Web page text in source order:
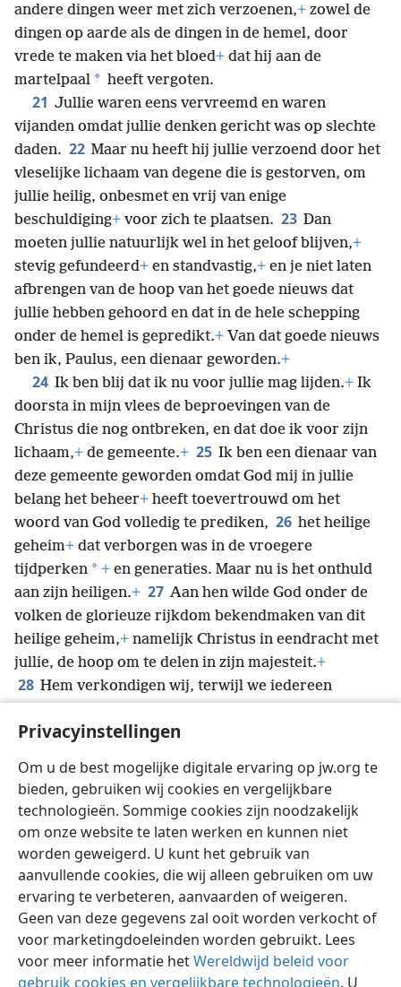
Privacyinstellingen
Om u de best mogelijke digitale ervaring op jw.org te
bieden, gebruiken wij cookies en vergelijkbare
technologieën. Sommige cookies zijn noodzakelijk
om onze website te laten werken en kunnen niet
worden geweigerd. U kunt het gebruik van
aanvullende cookies, die wij alleen gebruiken om uw
ervaring te verbeteren, aanvaarden of weigeren.
Geen van deze gegevens zal ooit worden verkocht of
voor marketingdoeleinden worden gebruikt. Lees
voor meer informatie hetWereldwijd beleid voor
gebruik cookies en vergelijkbare technologieën. U
andere dingen weer met zich verzoenen,+ zowel de
dingen op aarde als de dingen in de hemel, door
vrede te maken via het bloed+ dat hij aan de
martelpaal * heeft vergoten.
21 Jullie waren eens vervreemd en waren
vijanden omdat jullie denken gericht was op slechte
daden. 22 Maar nu heeft hij jullie verzoend door het
vleselijke lichaam van degene die is gestorven, om
jullie heilig, onbesmet en vrij van enige
beschuldiging+ voor zich te plaatsen. 23 Dan
moeten jullie natuurlijk wel in het geloof blijven,+
stevig gefundeerd+ en standvastig,+ en je niet laten
afbrengen van de hoop van het goede nieuws dat
jullie hebben gehoord en dat in de hele schepping
onder de hemel is gepredikt.+ Van dat goede nieuws
ben ik, Paulus, een dienaar geworden.+
24 Ik ben blij dat ik nu voor jullie mag lijden.+ Ik
doorsta in mijn vlees de beproevingen van de
Christus die nog ontbreken, en dat doe ik voor zijn
lichaam,+ de gemeente.+ 25 Ik ben een dienaar van
deze gemeente geworden omdat God mij in jullie
belang het beheer+ heeft toevertrouwd om het
woord van God volledig te prediken, 26 het heilige
geheim+ dat verborgen was in de vroegere
tijdperken * + en generaties. Maar nu is het onthuld
aan zijn heiligen.+ 27 Aan hen wilde God onder de
volken de glorieuze rijkdom bekendmaken van dit
heilige geheim,+ namelijk Christus in eendracht met
jullie, de hoop om te delen in zijn majesteit.+
28 Hem verkondigen wij, terwijl we iedereen
we iedereen als een geestelijk volwassen volgeling
ik dan ook hard en span ik mij in met zijn kracht, die
machtig in mij werkt. +
Nederlands Delen Instellingen
Copyright © 2026 Watch Tower Bible and Tract Society of Pennsylvania
Gebruiksvoorwaarden Privacybeleid
Privacyinstellingen
JW.ORG
Inloggen